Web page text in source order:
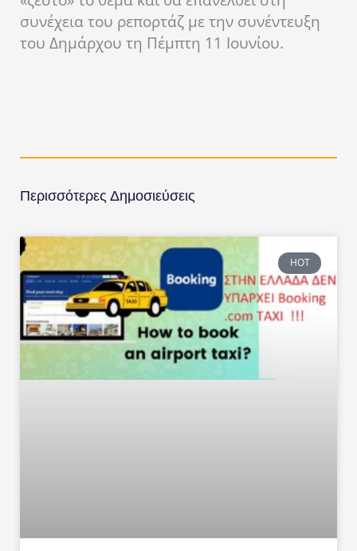
συνέχεια του ρεπορτάζ με την συνέντευξη
του Δημάρχου τη Πέμπτη 11 Ιουνίου.
Περισσότερες Δημοσιεύσεις
HOT